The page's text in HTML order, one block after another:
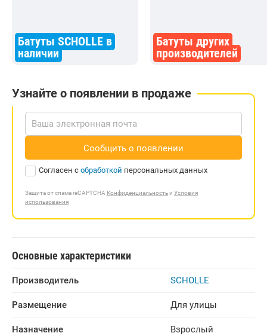
Батуты SCHOLLE в
наличии
Батуты других
производителей
Узнайте о появлении в продаже
Сообщить о появлении
Согласен с обработкой персональных данных
Защита от спама reCAPTCHA Конфиденциальностьи Условия
использования
Основные характеристики
Производитель SCHOLLE
Размещение Для улицы
Назначение Взрослый